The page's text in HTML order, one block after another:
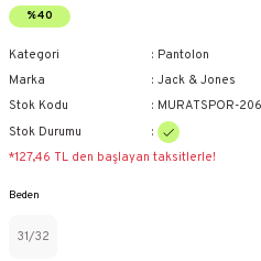
%40
Kategori
Pantolon
Marka
Jack & Jones
Stok Kodu
MURATSPOR-206
Stok Durumu
*127,46 TL den başlayan taksitlerle!
Beden
31/32